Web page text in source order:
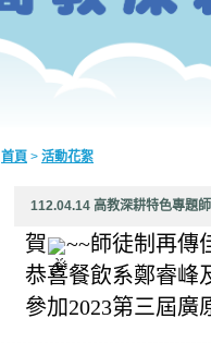
首頁 > 活動花絮
112.04.14 高教深耕特色專題
賀
~~師徒制再傳
恭喜餐飲系鄭睿峰
參加2023第三屆廣